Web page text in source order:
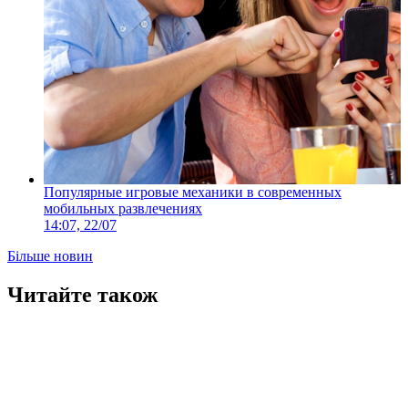
Популярные игровые механики в современных
мобильных развлечениях
14:07, 22/07
Більше новин
Читайте також